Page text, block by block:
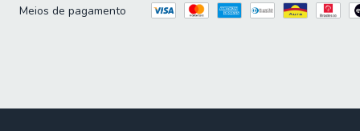
Meios de pagamento